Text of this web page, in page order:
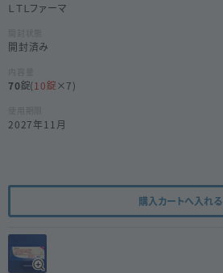
ＬＴＬファーマ
開封済み
70 (10 ×7)
2027年11月
購入カートへ入れる